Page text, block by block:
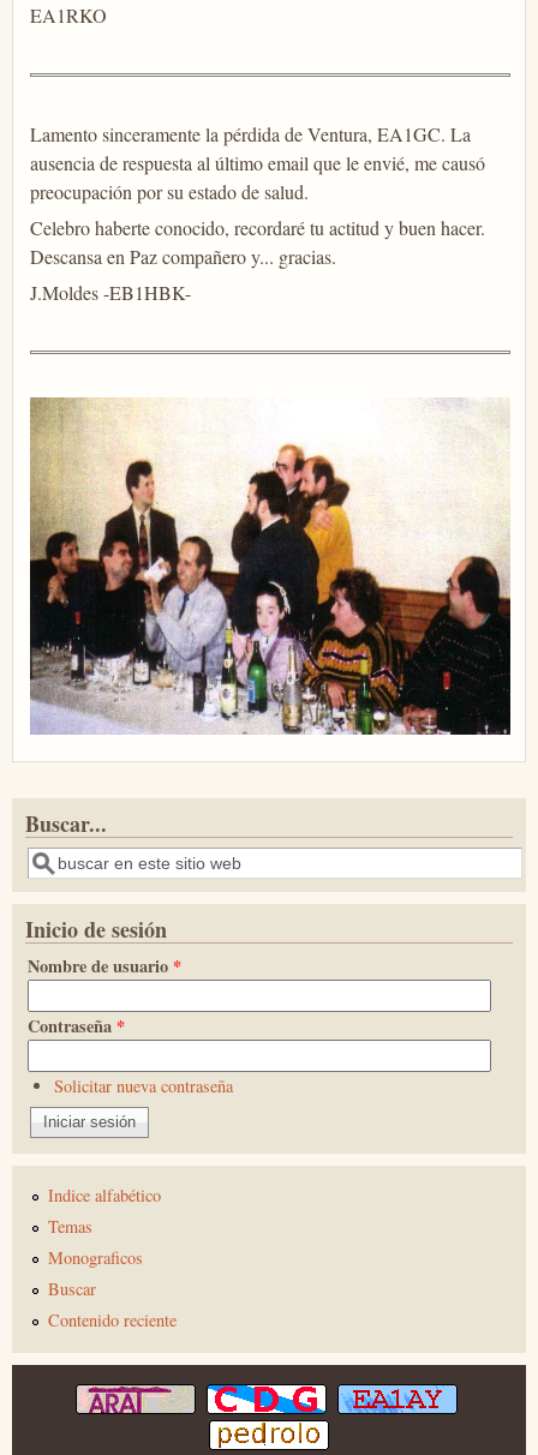
EA1RKO
Lamento sinceramente la pérdida de Ventura, EA1GC. La
ausencia de respuesta al último email que le envié, me causó
preocupación por su estado de salud.
Celebro haberte conocido, recordaré tu actitud y buen hacer.
Descansa en Paz compañero y... gracias.
J.Moldes -EB1HBK-
Buscar...
Buscar
Inicio de sesión
Nombre de usuario *
Contraseña *
Solicitar nueva contraseña
Indice alfabético
Temas
Monograficos
Buscar
Contenido reciente